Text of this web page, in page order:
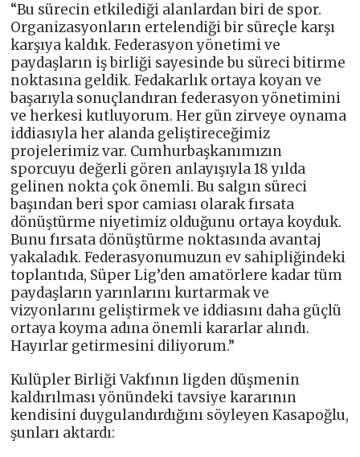
“Bu sürecin etkilediği alanlardan biri de spor.
Organizasyonların ertelendiği bir süreçle karşı
karşıya kaldık. Federasyon yönetimi ve
paydaşların iş birliği sayesinde bu süreci bitirme
noktasına geldik. Fedakarlık ortaya koyan ve
başarıyla sonuçlandıran federasyon yönetimini
ve herkesi kutluyorum. Her gün zirveye oynama
iddiasıyla her alanda geliştireceğimiz
projelerimiz var. Cumhurbaşkanımızın
sporcuyu değerli gören anlayışıyla 18 yılda
gelinen nokta çok önemli. Bu salgın süreci
başından beri spor camiası olarak fırsata
dönüştürme niyetimiz olduğunu ortaya koyduk.
Bunu fırsata dönüştürme noktasında avantaj
yakaladık. Federasyonumuzun ev sahipliğindeki
toplantıda, Süper Lig’den amatörlere kadar tüm
paydaşların yarınlarını kurtarmak ve
vizyonlarını geliştirmek ve iddiasını daha güçlü
ortaya koyma adına önemli kararlar alındı.
Hayırlar getirmesini diliyorum.”
Kulüpler Birliği Vakfının ligden düşmenin
kaldırılması yönündeki tavsiye kararının
kendisini duygulandırdığını söyleyen Kasapoğlu,
şunları aktardı: